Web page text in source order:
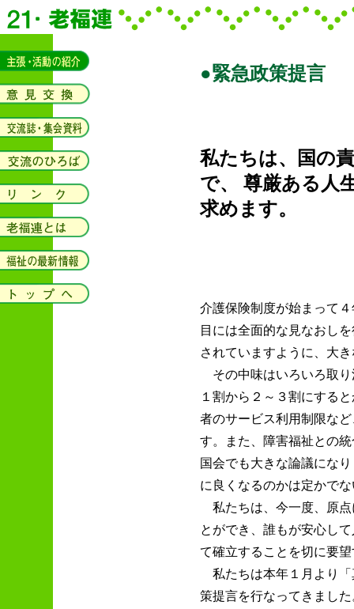
●緊急政策提言
私たちは、国の
で、 尊厳ある人
求めます。
介護保険制度が始まって
目には全面的な見なおし
されていますように、大
その中味はいろいろ取り
１割から２～３割にする
者のサービス利用制限な
す。また、障害福祉との
国会でも大きな論議にな
に良くなるのかは定かで
私たちは、今一度、原点
とができ、誰もが安心し
て確立することを切に要
私たちは本年１月より「
策提言を行なってきまし